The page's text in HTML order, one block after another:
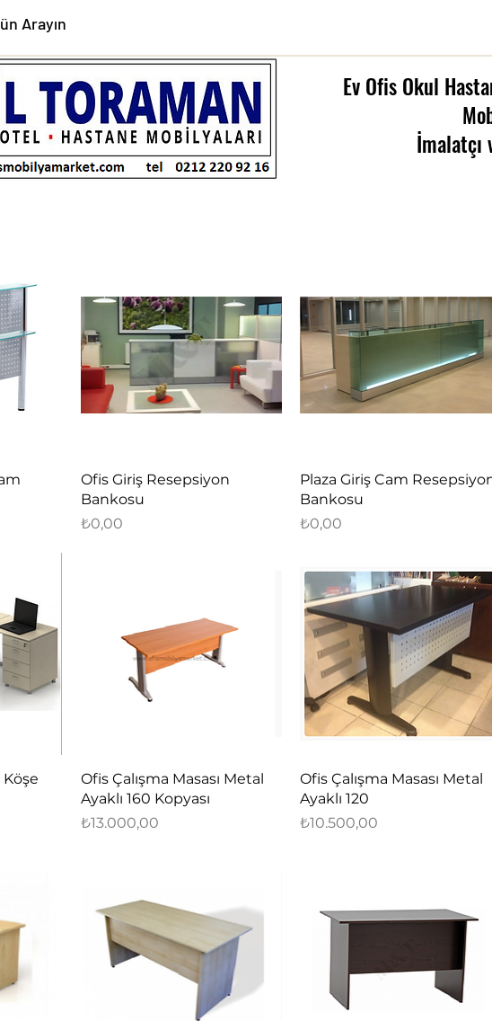
Ev Ofis Okul
İmalatçı
Hızlı Bakış
Ofis Giriş Resepsiyon
Bankosu
Fiyat
₺0,00
Hızlı Bakış
Plaza Giriş Cam
Bankosu
Fiyat
₺0,00
Köşe
Hızlı Bakış
Ofis Çalışma Masası Metal
Ayaklı 160 Kopyası
Fiyat
₺13.000,00
Hızlı Bakış
Ofis Çalışma Masası Metal
Ayaklı 120
Fiyat
₺10.500,00